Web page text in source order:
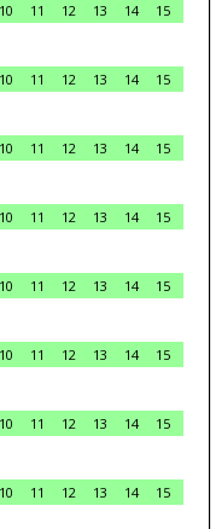
10 11 12 13 14
15
10 11 12 13 14
15
10 11 12 13 14
15
10 11 12 13 14
15
10 11 12 13 14
15
10 11 12 13 14
15
10 11 12 13 14
15
10 11 12 13 14
15